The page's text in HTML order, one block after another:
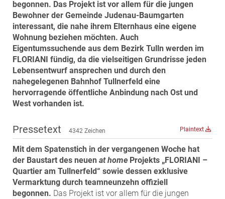
Salon Real
Savoir Vivre Group
Schwabenhaus
STEUP Realitäten
STIX + Partner
teamneunzehn
VÖPE Next
Weinrauch Rechtsanwälte
WINEGG Realitäten
ZEHA Real Estate
Media
begonnen. Das Projekt ist vor allem für die jungen
Bewohner der Gemeinde Judenau-Baumgarten
interessant, die nahe ihrem Elternhaus eine eigene
Wohnung beziehen möchten. Auch
Eigentumssuchende aus dem Bezirk Tulln werden im
FLORIANI fündig, da die vielseitigen Grundrisse jeden
Lebensentwurf ansprechen und durch den
nahegelegenen Bahnhof Tullnerfeld eine
hervorragende öffentliche Anbindung nach Ost und
West vorhanden ist.
Pressetext 4342 Zeichen Plaintext
Mit dem Spatenstich in der vergangenen Woche hat
der Baustart des neuen at home Projekts „FLORIANI –
Quartier am Tullnerfeld“ sowie dessen exklusive
Vermarktung durch teamneunzehn offiziell
begonnen. Das Projekt ist vor allem für die jungen